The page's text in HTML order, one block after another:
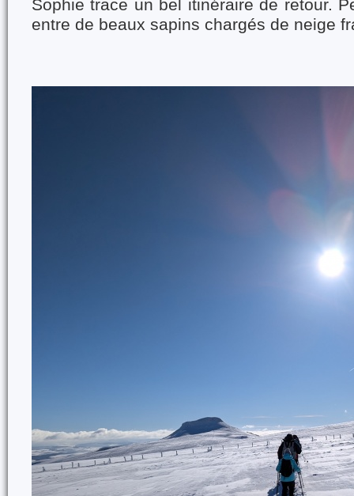
Sophie trace un bel itinéraire de retour.
entre de beaux sapins chargés de neige